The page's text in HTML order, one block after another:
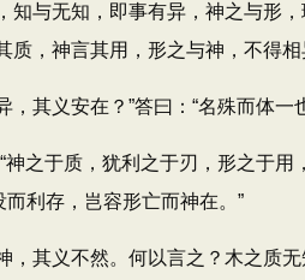
与无知，即事有异，神之与形，
质，神言其用，形之与神，不得相
其义安在？”答曰：“名殊而体一
之于质，犹利之于刃，形之于用
利存，岂容形亡而神在。”
其义不然。何以言之？木之质无